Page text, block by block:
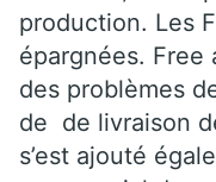
production. Les
épargnées. Free
des problèmes
de de livraison
s’est ajouté